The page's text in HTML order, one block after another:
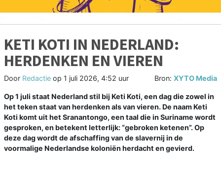
KETI KOTI IN NEDERLAND:
HERDENKEN EN VIEREN
Door Redactie op 1 juli 2026, 4:52 uur Bron: XYTO Media
Op 1 juli staat Nederland stil bij Keti Koti, een dag die zowel in
het teken staat van herdenken als van vieren. De naam Keti
Koti komt uit het Sranantongo, een taal die in Suriname wordt
gesproken, en betekent letterlijk: “gebroken ketenen”. Op
deze dag wordt de afschaffing van de slavernij in de
voormalige Nederlandse koloniën herdacht en gevierd.